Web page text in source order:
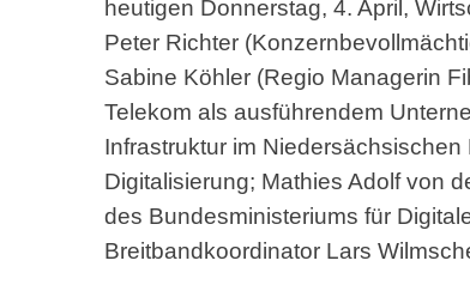
heutigen Donnerstag, 4. April,
Peter Richter
Sabine Köhler (Regio Managerin
Telekom als ausführendem
Infrastruktur im
Digitalisierung; Mathies Adolf von
des Bundesministeriums für
Breitbandkoordinator Lars